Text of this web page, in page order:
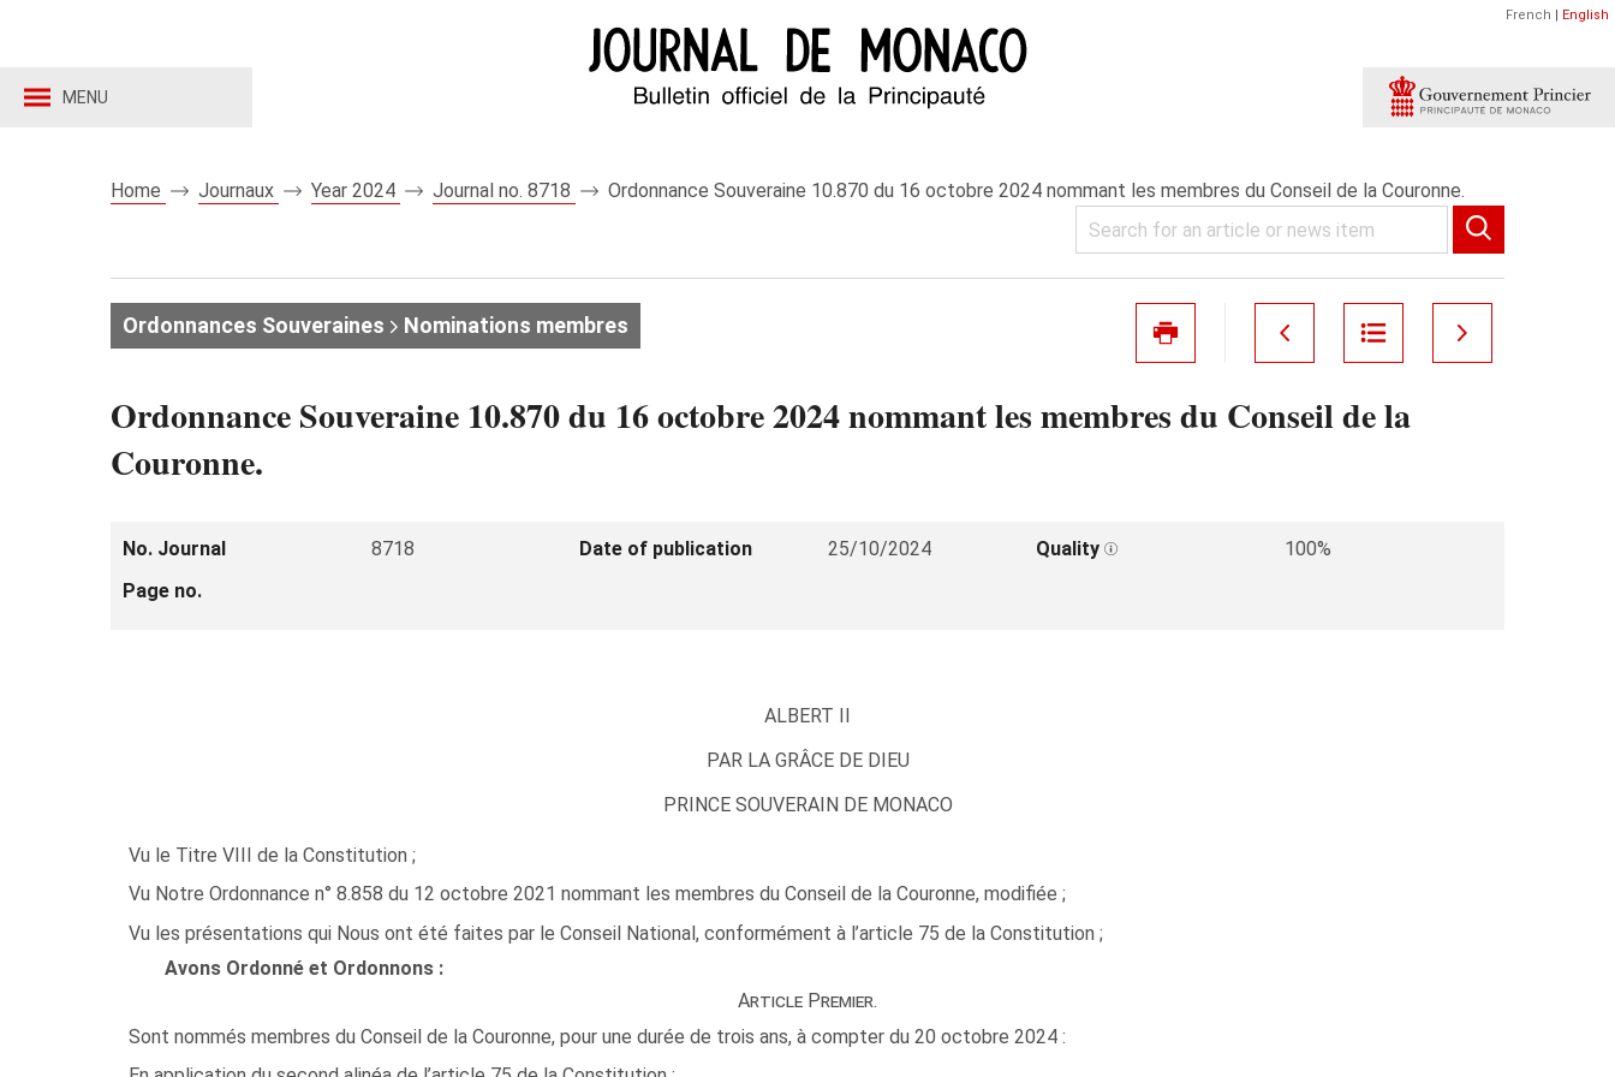
MENU
French | English
Home Journaux Year 2024 Journal no. 8718 Ordonnance Souveraine 10.870 du 16 octobre 2024 nommant les membres du Conseil de la Couronne.
Ordonnances Souveraines Nominations membres
Ordonnance Souveraine 10.870 du 16 octobre 2024 nommant les membres du Conseil de la
Couronne.
No. Journal 8718 Date of publication 25/10/2024 Quality
100%
Page no.
ALBERT II
PAR LA GRÂCE DE DIEU
PRINCE SOUVERAIN DE MONACO
Vu le Titre VIII de la Constitution ;
Vu Notre Ordonnance n° 8.858 du 12 octobre 2021 nommant les membres du Conseil de la Couronne, modifiée ;
Vu les présentations qui Nous ont été faites par le Conseil National, conformément à l’article 75 de la Constitution ;
Avons Ordonné et Ordonnons :
Article Premier.
Sont nommés membres du Conseil de la Couronne, pour une durée de trois ans, à compter du 20 octobre 2024 :